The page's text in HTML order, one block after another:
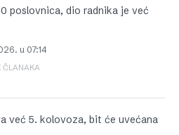
poslovnica, dio radnika je već
u 07:14
ČLANAKA
već 5. kolovoza, bit će uvećana